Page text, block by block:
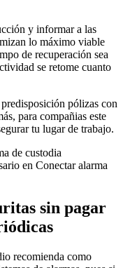
y informar a las
lo máximo viable
de recuperación sea
se retome cuanto
pólizas con
para compañias este
tu lugar de trabajo.
de custodia
en Conectar alarma
sin pagar
recomienda como